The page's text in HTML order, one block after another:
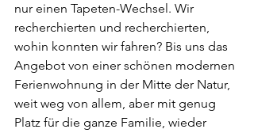
nur einen Tapeten-Wechsel. Wir
recherchierten und recherchierten,
wohin konnten wir fahren? Bis uns das
Angebot von einer schönen modernen
Ferienwohnung in der Mitte der Natur,
weit weg von allem, aber mit genug
Platz für die ganze Familie, wieder